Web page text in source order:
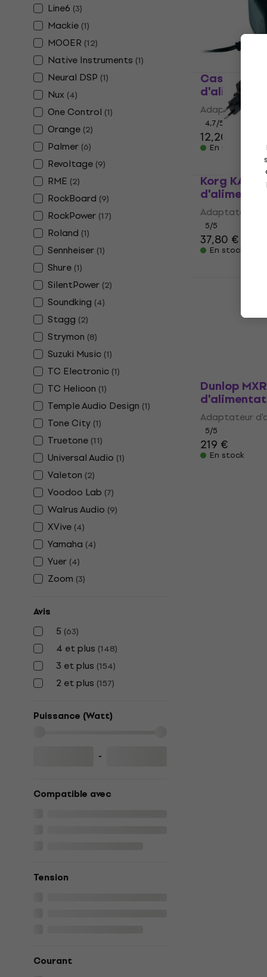
Line6 (3)
Mackie (1)
MOOER (12)
Native Instruments (1)
Neural DSP (1)
Nux (4)
One Control (1)
Orange (2)
Palmer (6)
Revoltage (9)
RME (2)
RockBoard (9)
RockPower (17)
Roland (1)
Sennheiser (1)
Shure (1)
SilentPower (2)
Soundking (4)
Stagg (2)
Strymon (8)
Suzuki Music (1)
TC Electronic (1)
TC Helicon (1)
Temple Audio Design (1)
Tone City (1)
Truetone (11)
Universal Audio (1)
Valeton (2)
Voodoo Lab (7)
Walrus Audio (9)
XVive (4)
Yamaha (4)
Yuer (4)
Zoom (3)
Avis
5 (63)
4 et plus (148)
3 et plus (154)
2 et plus (157)
Puissance (Watt)
-
Compatible avec
Tension
Courant
Casio
Adaptateur
4,7/5
12,20 €
En stock
Korg KA-
Adaptateur
5/5
37,80 €
En stock
XVive P1
Adaptateur
Dunlop
Adaptateur
5/5
219 €
En stock